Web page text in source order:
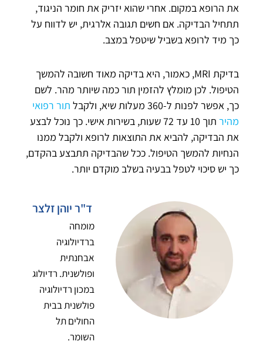
את הרופא במקום. אחרי שהוא יזריק את חומר הניגוד,
תתחיל הבדיקה. אם חשים תגובה אלרגית, יש לדווח על
כך מיד לרופא בשביל שיטפל במצב.
בדיקת MRI, כאמור, היא בדיקה מאוד חשובה להמשך
הטיפול. לכן מומלץ להזמין תור כמה שיותר מהר. לשם
כך, אפשר לפנות ל-360 מעלות שיא, ולקבל
תור רפואי
מהיר
תוך 10 עד 72 שעות, בשירות אישי. כך נוכל לבצע
את הבדיקה, להביא את התוצאות לרופא ולקבל ממנו
הנחיות להמשך הטיפול. ככל שהבדיקה תתבצע בהקדם,
כך יש סיכוי לטפל בבעיה בשלב מוקדם יותר.
ד"ר יוהן זלצר
מומחה
ברדיולוגיה
אבחנתית
ופולשנית. רדיולוג
במכון רדיולוגיה
פולשנית בבית
החולים תל
השומר.